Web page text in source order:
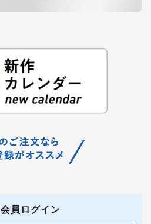
会員ログイン